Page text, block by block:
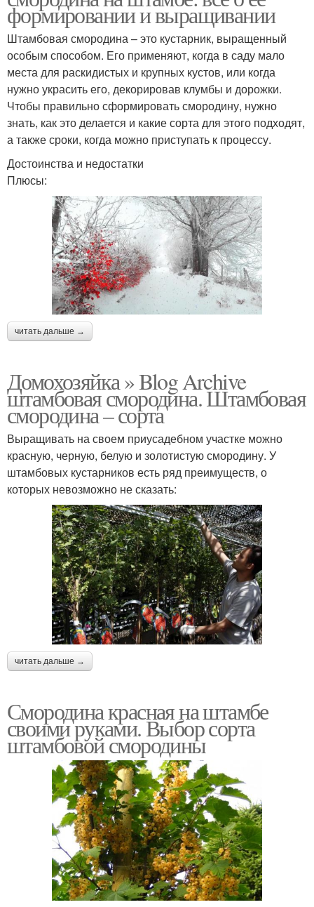
формировании и выращивании
Штамбовая смородина – это кустарник, выращенный
особым способом. Его применяют, когда в саду мало
места для раскидистых и крупных кустов, или когда
нужно украсить его, декорировав клумбы и дорожки.
Чтобы правильно сформировать смородину, нужно
знать, как это делается и какие сорта для этого подходят,
а также сроки, когда можно приступать к процессу.
Достоинства и недостатки
Плюсы:
читать дальше →
Домохозяйка » Blog Archive
штамбовая смородина. Штамбовая
смородина – сорта
Выращивать на своем приусадебном участке можно
красную, черную, белую и золотистую смородину. У
штамбовых кустарников есть ряд преимуществ, о
которых невозможно не сказать:
читать дальше →
Смородина красная на штамбе
своими руками. Выбор сорта
штамбовой смородины